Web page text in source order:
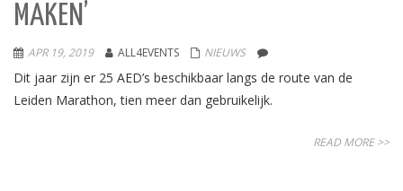
MAKEN’
APR 19, 2019 ALL4EVENTS NIEUWS
Dit jaar zijn er 25 AED’s beschikbaar langs de route van de
Leiden Marathon, tien meer dan gebruikelijk.
READ MORE >>